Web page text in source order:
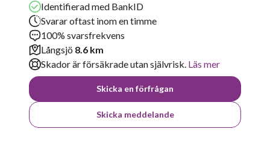
Identifierad med BankID
Svarar oftast inom en timme
100% svarsfrekvens
Långsjö 8.6 km
Skador är försäkrade utan självrisk. Läs mer
Skicka en förfrågan
Skicka meddelande